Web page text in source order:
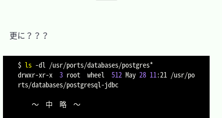
更に？？？
$ ls -dl /usr/ports/databases/postgres*
drwxr-xr-x 3 root  wheel 512 May 28 11:21 /usr/po
rts/databases/postgresql-jdbc
	～　中　略　～